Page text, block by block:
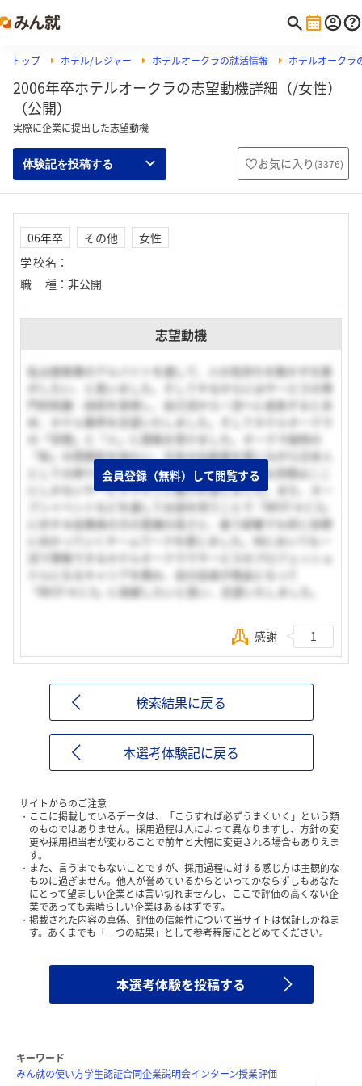
トップ ホテル/レジャー ホテルオークラの就活情報 ホテルオークラ
2006年卒ホテルオークラの志望動機詳細（/女性）
（公開）
実際に企業に提出した志望動機
体験記を投稿する お気に入り (3376)
06年卒 その他
女性
学校名 ：
職種 ： 非公開
志望動機
私は接客業のアルバイトを通して、人の気持ちを動かす仕事
がしたい、と思いました。そしてやるからにはサービスの専
門的知識・技術を習得し、自己流から一流へと成長すると決
め、ホテル業界を志望いたしました。そしてホテルオークラ
の「空間」と「人」に感銘を受けました。オークラ独特の
「和」の雰囲気を味わい、日本の伝統美を感じながら日本人
としての誇りを持ってお客様をおもてなしできる空間はここ
にしかないサービスでそこに魅力を感じました。また、オー
プンイベントなどを通してお話を伺うことで「BEST A.C.S」
に対する従業員の方の意識の高さと、違う部署でも同じ目標
に向かっていくチームワークを感じました。何においても一
流で尊敬できるホテルオークラでサービスのプロフェッショ
ナルになるキャリアを積み、自分自身が商品となって
「BEST A.C.S」に貢献したいと思い、志望いたしました。
会員登録（無料）して閲覧する
感謝 1
検索結果に戻る
本選考体験記に戻る
サイトからのご注意
ここに掲載しているデータは、「こうすれば必ずうまくいく」という類
のものではありません。採用過程は人によって異なりますし、方針の変
更や採用担当者が変わることで前年と大幅に変更される場合もありえま
す。
また、言うまでもないことですが、採用過程に対する感じ方は主観的な
ものに過ぎません。他人が誉めているからといってかならずしもあなた
にとって望ましい企業とは言い切れませんし、ここで評価の高くない企
業であっても素晴らしい企業はあるはずです。
掲載された内容の真偽、評価の信頼性について当サイトは保証しかねま
す。あくまでも「一つの結果」として参考程度にとどめてください。
本選考体験を投稿する
キーワード
みん就の使い方学生認証合同企業説明会インターン授業評価